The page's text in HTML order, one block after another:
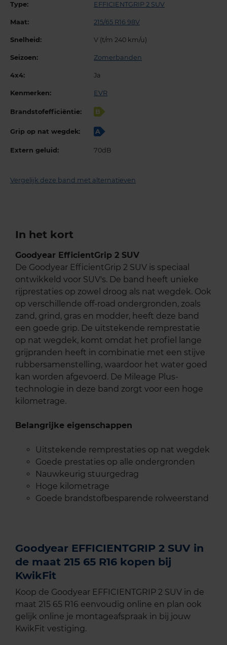
Type: EFFICIENTGRIP 2 SUV
Maat: 215/65 R16 98V
Snelheid: V (t/m 240 km/u)
Seizoen: Zomerbanden
4x4: Ja
Kenmerken: EVR
Brandstofefficiëntie: B
Grip op nat wegdek: A
Extern geluid: 70dB
Vergelijk deze band met alternatieven
In het kort
Goodyear EfficientGrip 2 SUV
De Goodyear EfficientGrip 2 SUV is speciaal
ontwikkeld voor SUV's. De band heeft unieke
rijprestaties op zowel droog als nat wegdek. Ook
op verschillende off-road ondergronden, zoals
zand, grind, gras en modder, heeft deze band
een goede grip. De uitstekende remprestatie
op nat wegdek, komt omdat het profiel lange
grijpranden heeft in combinatie met een stijve
rubbersamenstelling, waardoor het water goed
kan worden afgevoerd. De Mileage Plus-
technologie in deze band zorgt voor een hoge
kilometrage.
Belangrijke eigenschappen
Uitstekende remprestaties op nat wegdek
Goede prestaties op alle ondergronden
Nauwkeurig stuurgedrag
Hoge kilometrage
Goede brandstofbesparende rolweerstand
Goodyear EFFICIENTGRIP 2 SUV in
de maat 215 65 R16 kopen bij
KwikFit
Koop de Goodyear EFFICIENTGRIP 2 SUV in de
maat 215 65 R16 eenvoudig online en plan ook
gelijk online je montageafspraak in bij jouw
KwikFit vestiging.